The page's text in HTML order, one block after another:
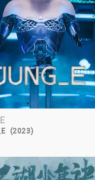
(2023)